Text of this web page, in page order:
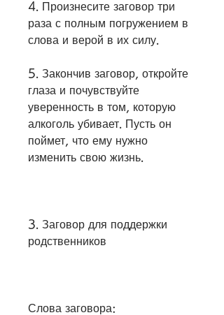
4. Произнесите заговор три
раза с полным погружением в
слова и верой в их силу.
5. Закончив заговор, откройте
глаза и почувствуйте
уверенность в том, которую
алкоголь убивает. Пусть он
поймет, что ему нужно
изменить свою жизнь.
3. Заговор для поддержки
родственников
Слова заговора: